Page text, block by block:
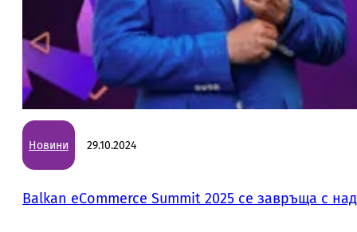
Новини 29.10.2024
Balkan eCommerce Summit 2025 се завръща с